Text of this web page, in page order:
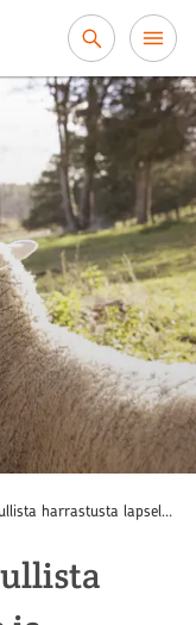
Halpa ja hyvä: 10 edullista harrastusta lapselle ja nuorelle